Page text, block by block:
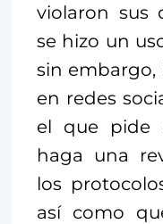
violaron sus
se hizo un
sin embargo,
en redes
el que pide
haga una
los
así como